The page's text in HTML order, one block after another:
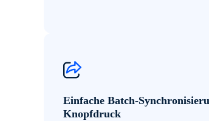
Einfache Batch-
Knopfdruck